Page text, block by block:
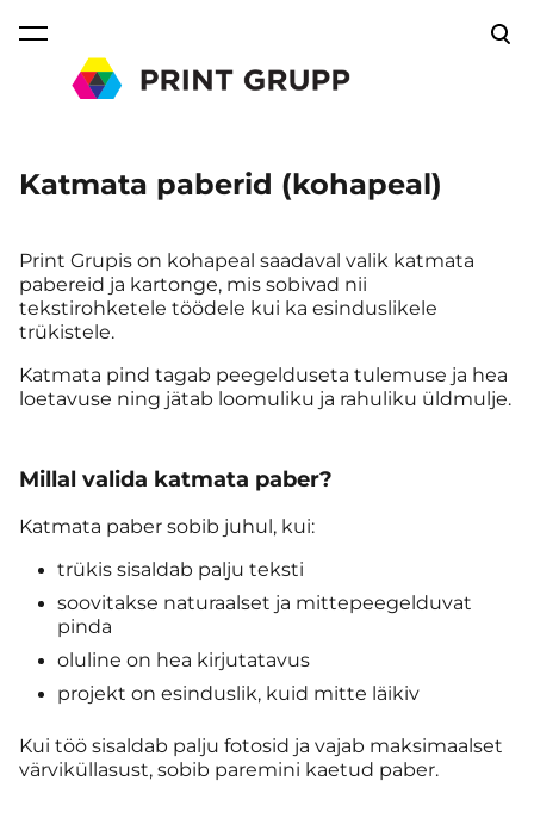
lisati ostukorvi.
Katmata paberid (kohapeal)
Print Grupis on kohapeal saadaval valik katmata
pabereid ja kartonge, mis sobivad nii
tekstirohketele töödele kui ka esinduslikele
trükistele.
Katmata pind tagab peegelduseta tulemuse ja hea
loetavuse ning jätab loomuliku ja rahuliku üldmulje.
Millal valida katmata paber?
Katmata paber sobib juhul, kui:
trükis sisaldab palju teksti
soovitakse naturaalset ja mittepeegelduvat
pinda
oluline on hea kirjutatavus
projekt on esinduslik, kuid mitte läikiv
Kui töö sisaldab palju fotosid ja vajab maksimaalset
värviküllasust, sobib paremini kaetud paber.